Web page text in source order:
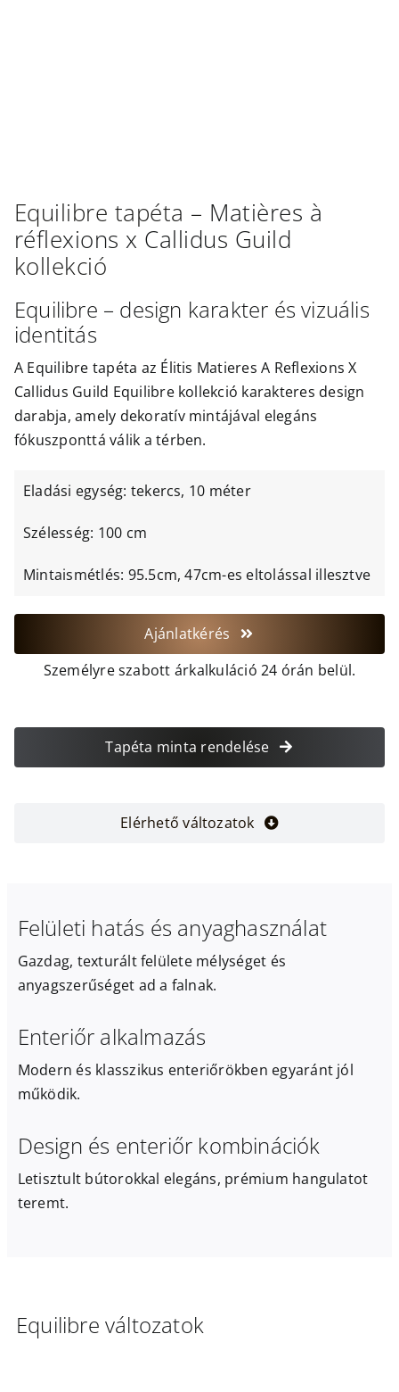
Equilibre tapéta – Matières à
réflexions x Callidus Guild
kollekció
Equilibre – design karakter és vizuális
identitás
A Equilibre tapéta az Élitis Matieres A Reflexions X
Callidus Guild Equilibre kollekció karakteres design
darabja, amely dekoratív mintájával elegáns
fókuszponttá válik a térben.
Eladási egység: tekercs, 10 méter
Szélesség: 100 cm
Mintaismétlés: 95.5cm, 47cm-es eltolással illesztve
Ajánlatkérés
Személyre szabott árkalkuláció 24 órán belül.
Tapéta minta rendelése
Elérhető változatok
Felületi hatás és anyaghasználat
Gazdag, texturált felülete mélységet és
anyagszerűséget ad a falnak.
Enteriőr alkalmazás
Modern és klasszikus enteriőrökben egyaránt jól
működik.
Design és enteriőr kombinációk
Letisztult bútorokkal elegáns, prémium hangulatot
teremt.
Equilibre változatok